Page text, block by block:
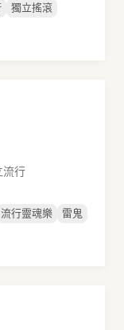
獨立搖滾
流行
流行靈魂樂
雷鬼